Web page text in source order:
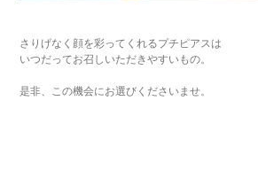
さりげなく顔を彩ってくれるプチピアスは
いつだってお召しいただきやすいもの。
是非、この機会にお選びくださいませ。